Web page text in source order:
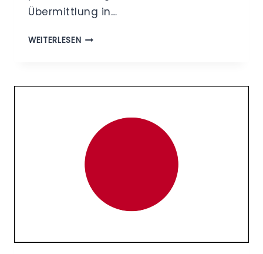
Übermittlung in…
WEITERLESENAUSBLICK
DATENSCHUTZRAHMEN